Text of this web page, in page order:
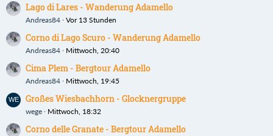
Lago di Lares - Wanderung Adamello
Andreas84 Vor 13 Stunden
Corno di Lago Scuro - Wanderung Adamello
Andreas84 Mittwoch, 20:40
Cima Plem - Bergtour Adamello
Andreas84 Mittwoch, 19:45
Großes Wiesbachhorn - Glocknergruppe
wege Mittwoch, 18:32
Corno delle Granate - Bergtour Adamello